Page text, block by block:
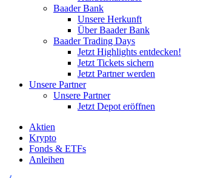
Baader Bank
Unsere Herkunft
Über Baader Bank
Baader Trading Days
Jetzt Highlights entdecken!
Jetzt Tickets sichern
Jetzt Partner werden
Unsere Partner
Unsere Partner
Jetzt Depot eröffnen
Aktien
Krypto
Fonds & ETFs
Anleihen